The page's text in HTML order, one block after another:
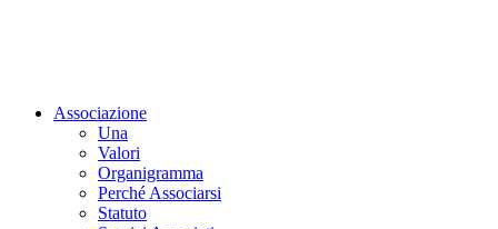
Associazione
Una
Valori
Organigramma
Perché Associarsi
Statuto